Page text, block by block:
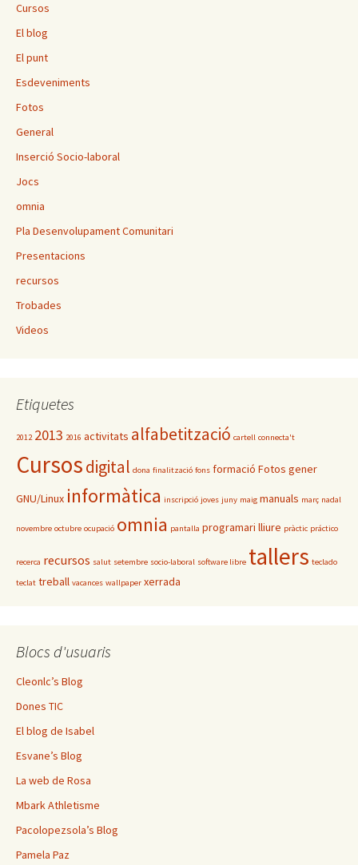
Cursos
El blog
El punt
Esdeveniments
Fotos
General
Inserció Socio-laboral
Jocs
omnia
Pla Desenvolupament Comunitari
Presentacions
recursos
Trobades
Videos
Etiquetes
2012 2013 2016 activitats alfabetització cartell connecta't
Cursosdigital dona finalització fons formació Fotos gener
GNU/Linux informàtica inscripció joves juny maig manuals març nadal
novembre octubre ocupació omnia pantalla programari lliure pràctic práctico
recerca recursos salut setembre socio-laboral software libre tallers teclado
teclat treball vacances wallpaper xerrada
Blocs d'usuaris
Cleonlc’s Blog
Dones TIC
El blog de Isabel
Esvane’s Blog
La web de Rosa
Mbark Athletisme
Pacolopezsola’s Blog
Pamela Paz